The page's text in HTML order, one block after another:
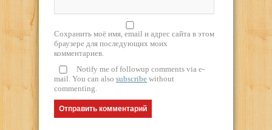
Сохранить моё имя, email и адрес сайта в этом
браузере для последующих моих
комментариев.
Notify me of followup comments via e-
mail. You can also subscribe without
commenting.